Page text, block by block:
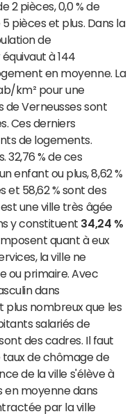
2 pièces, 0,0 % de
pièces et plus. Dans la
de
à 144
en moyenne. La
km² pour une
de Verneusses sont
Ces derniers
de logements.
32,76 % de ces
enfant ou plus, 8,62 %
et 58,62 % sont des
une ville très âgée
y constituent 34,24 %
quant à eux
la ville ne
ou primaire. Avec
dans
plus nombreux que les
salariés de
des cadres. Il faut
de chômage de
de la ville s'élève à
en moyenne dans
par la ville